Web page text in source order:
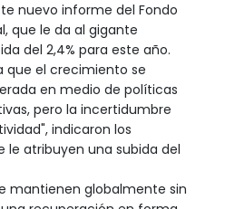
nuevo informe del Fondo
que le da al gigante
del 2,4% para este año.
que el crecimiento se
en medio de políticas
pero la incertidumbre
indicaron los
le atribuyen una subida del
mantienen globalmente sin